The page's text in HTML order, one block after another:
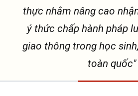
thực nhằm nâng cao
ý thức chấp hành pháp
giao thông trong học
toàn quốc"